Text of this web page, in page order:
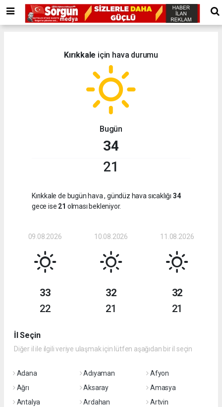
Kırıkkale için hava durumu
Bugün
34
21
Kırıkkale de bugün hava, gündüz hava sıcaklığı 34
gece ise 21 olması bekleniyor.
09.08.2026
33
22
10.08.2026
32
21
11.08.2026
32
21
İl Seçin
Diğer il ile ilgili veriye ulaşmak için lütfen aşağıdan bir il seçin
Adana Adıyaman
Afyon
Ağrı
Aksaray
Amasya
Antalya
Ardahan
Artvin